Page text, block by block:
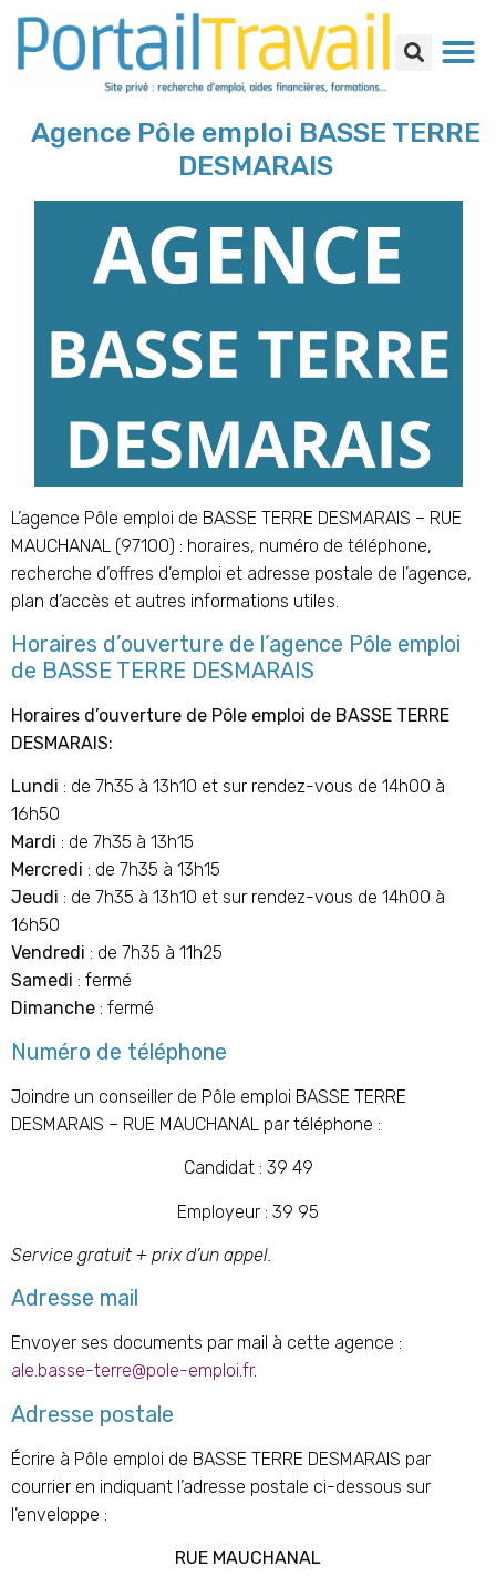
Agence Pôle emploi BASSE TERRE
DESMARAIS
L’agence Pôle emploi de BASSE TERRE DESMARAIS – RUE
MAUCHANAL (97100) : horaires, numéro de téléphone,
recherche d’offres d’emploi et adresse postale de l’agence,
plan d’accès et autres informations utiles.
Horaires d’ouverture de l’agence Pôle emploi
de BASSE TERRE DESMARAIS
Horaires d’ouverture de Pôle emploi de BASSE TERRE
DESMARAIS:
Lundi : de 7h35 à 13h10 et sur rendez-vous de 14h00 à
16h50
Mardi : de 7h35 à 13h15
Mercredi : de 7h35 à 13h15
Jeudi : de 7h35 à 13h10 et sur rendez-vous de 14h00 à
16h50
Vendredi : de 7h35 à 11h25
Samedi : fermé
Dimanche : fermé
Numéro de téléphone
Joindre un conseiller de Pôle emploi BASSE TERRE
DESMARAIS – RUE MAUCHANAL par téléphone :
Candidat : 39 49
Employeur : 39 95
Service gratuit + prix d’un appel.
Adresse mail
Envoyer ses documents par mail à cette agence :
ale.basse-terre@pole-emploi.fr.
Adresse postale
Écrire à Pôle emploi de BASSE TERRE DESMARAIS par
courrier en indiquant l’adresse postale ci-dessous sur
l’enveloppe :
RUE MAUCHANAL